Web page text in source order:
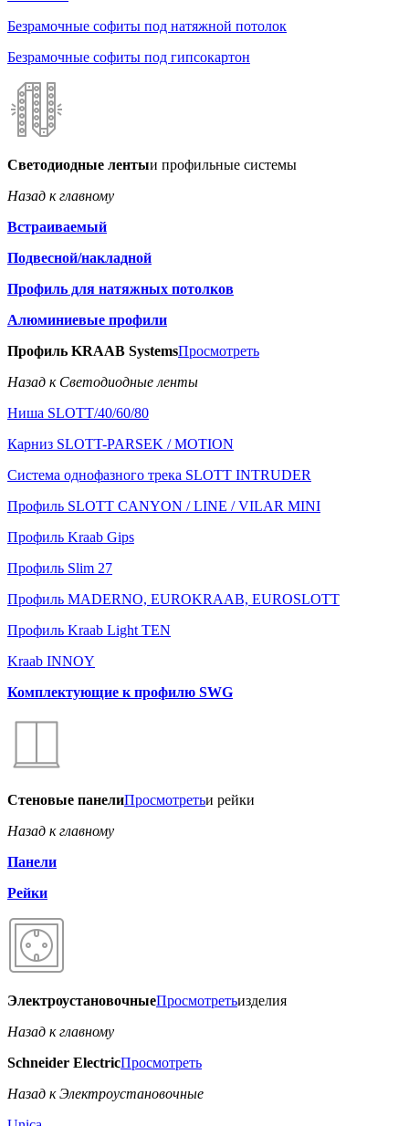
Безрамочные софиты под натяжной потолок
Безрамочные софиты под гипсокартон
Светодиодные лентыи профильные системы
Назад к главному
Встраиваемый
Подвесной/накладной
Профиль для натяжных потолков
Алюминиевые профили
Профиль KRAAB SystemsПросмотреть
Назад к Светодиодные ленты
Ниша SLOTT/40/60/80
Карниз SLOTT-PARSEK / MOTION
Система однофазного трека SLOTT INTRUDER
Профиль SLOTT CANYON / LINE / VILAR MINI
Профиль Kraab Gips
Профиль Slim 27
Профиль MADERNO, EUROKRAAB, EUROSLOTT
Профиль Kraab Light TEN
Kraab INNOY
Комплектующие к профилю SWG
Стеновые панелиПросмотретьи рейки
Назад к главному
Панели
Рейки
ЭлектроустановочныеПросмотретьизделия
Назад к главному
Schneider ElectricПросмотреть
Назад к Электроустановочные